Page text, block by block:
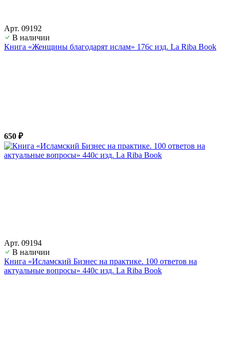
Арт. 09192
В наличии
Книга «Женщины благодарят ислам» 176с изд. La Riba Book
650 ₽
Арт. 09194
В наличии
Книга «Исламский Бизнес на практике. 100 ответов на
актуальные вопросы» 440с изд. La Riba Book